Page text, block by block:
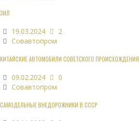
ЗИЛ
19.03.2024
2
Совавтопром
КИТАЙСКИЕ АВТОМОБИЛИ СОВЕТСКОГО ПРОИСХОЖДЕНИЯ
09.02.2024
0
Совавтопром
САМОДЕЛЬНЫЕ ВНЕДОРОЖНИКИ В СССР